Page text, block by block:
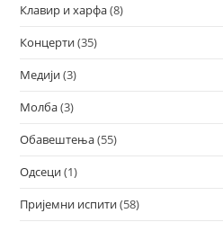
Клавир и харфа(8)
Концерти(35)
Медији(3)
Молба(3)
Обавештења(55)
Одсеци(1)
Пријемни испити(58)